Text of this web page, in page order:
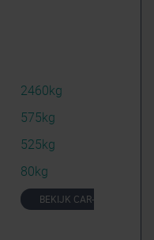
2460kg
575kg
525kg
80kg
BEKIJK CAR-